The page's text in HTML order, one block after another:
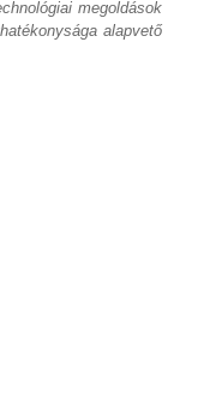
megoldások
alapvető